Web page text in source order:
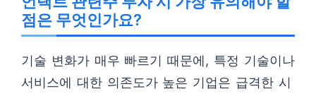
점은 무엇인가요?
기술 변화가 매우 빠르기 때문에, 특정 기술이나
서비스에 대한 의존도가 높은 기업은 급격한 시